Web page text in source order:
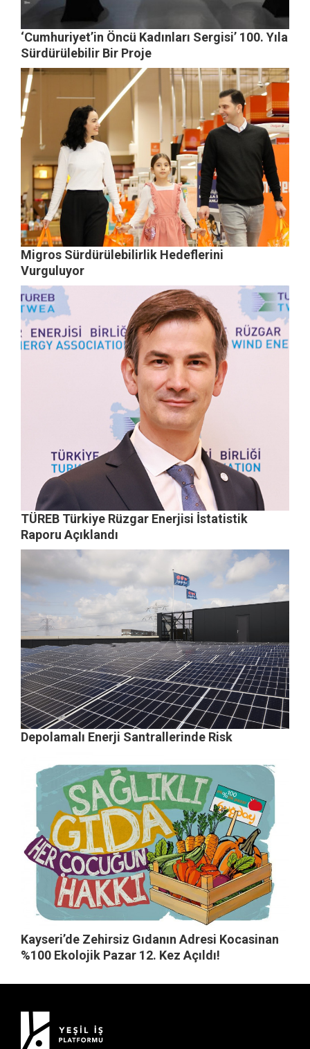
‘Cumhuriyet’in Öncü Kadınları Sergisi’ 100. Yıla
Sürdürülebilir Bir Proje
Migros Sürdürülebilirlik Hedeflerini
Vurguluyor
TÜREB Türkiye Rüzgar Enerjisi İstatistik
Raporu Açıklandı
Depolamalı Enerji Santrallerinde Risk
Kayseri’de Zehirsiz Gıdanın Adresi Kocasinan
%100 Ekolojik Pazar 12. Kez Açıldı!